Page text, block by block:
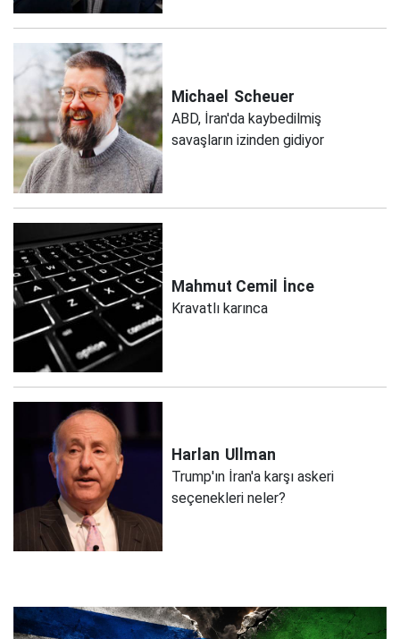
Michael Scheuer
ABD, İran'da kaybedilmiş
savaşların izinden gidiyor
Mahmut Cemil İnce
Kravatlı karınca
Harlan Ullman
Trump'ın İran'a karşı askeri
seçenekleri neler?